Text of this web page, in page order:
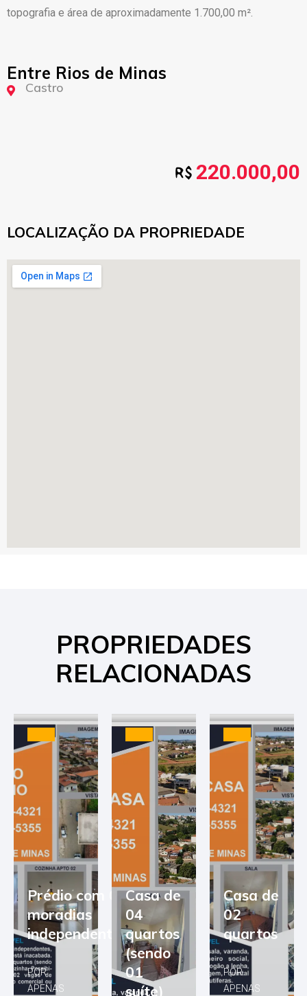
topografia e área de aproximadamente 1.700,00 m².
Entre Rios de Minas
Castro
220.000,00
LOCALIZAÇÃO DA PROPRIEDADE
PROPRIEDADES
RELACIONADAS
Prédio com 03
moradias
independentes
POR
APENAS
Casa de
04
quartos
(sendo
01
suíte)
Casa de
02
quartos
POR
APENAS